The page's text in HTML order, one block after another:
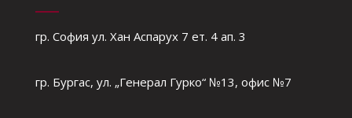
гр. София ул. Хан Аспарух 7 ет. 4 ап. 3
гр. Бургас, ул. „Генерал Гурко“ №13, офис №7